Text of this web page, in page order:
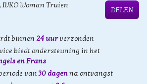
, IVKO Woman Truien
DELEN
binnen 24 uurverzonden
biedt ondersteuning in het
en Frans
van30 dagenna ontvangst